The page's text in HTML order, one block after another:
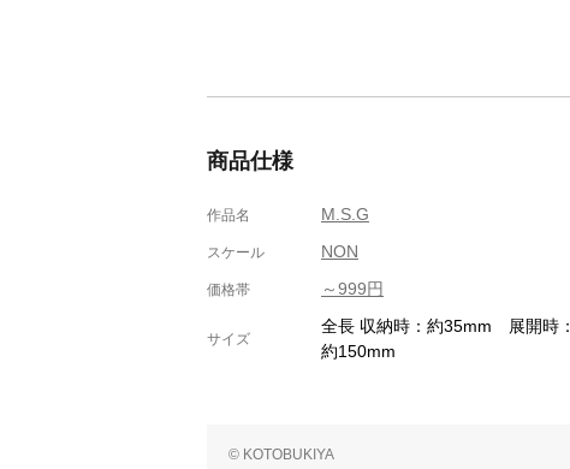
商品仕様
作品名 M.S.G
スケール NON
価格帯 ～999円
サイズ
全長 収納時：約35mm 展開時：
約150mm
© KOTOBUKIYA